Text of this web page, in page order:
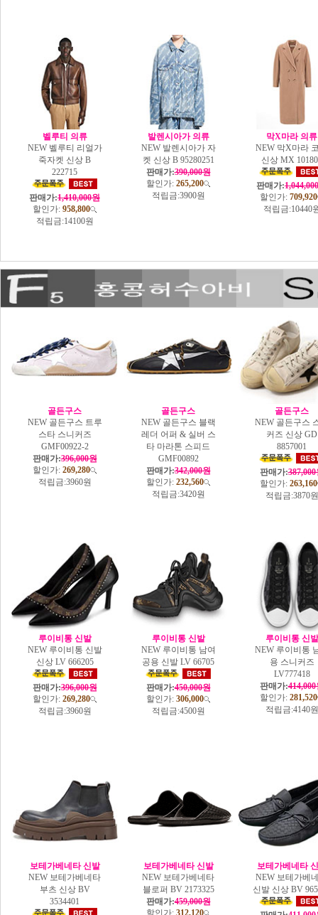
벨루티 의류
NEW 벨루티 리얼가
죽자켓 신상 B
222715
판매가:1,410,000원
할인가: 958,800
적립금:14100원
발렌시아가 의류
NEW 발렌시아가 자
켓 신상 B 95280251
판매가:390,000원
할인가: 265,200
적립금:3900원
막X마라 의류
NEW 막X마라
신상 MX
판매가:
할인가: 709,920
적립금:10440
골든구스
NEW 골든구스 트루
스타 스니커즈
GMF00922-2
판매가:396,000원
할인가: 269,280
적립금:3960원
골든구스
NEW 골든구스 블랙
레더 어퍼 & 실버 스
타 마라톤 스피드
GMF00892
판매가:342,000원
할인가: 232,560
적립금:3420원
골든구스
NEW 골든구스
커즈 신상 GD
8857001
판매가:387,000
할인가: 263,160
적립금:3870원
루이비통 신발
NEW 루이비통 신발
신상 LV 666205
판매가:396,000원
할인가: 269,280
적립금:3960원
루이비통 신발
NEW 루이비통 남여
공용 신발 LV 66705
판매가:450,000원
할인가: 306,000
적립금:4500원
루이비통 신발
NEW 루이비통
용 스니커즈
LV777418
판매가:414,000
할인가: 281,520
적립금:4140원
보테가베네타 신발
NEW 보테가베네타
부츠 신상 BV
3534401
보테가베네타 신발
NEW 보테가베네타
블로퍼 BV 2173325
판매가:459,000원
보테가베네타
NEW 보테가베
신발 신상 BV